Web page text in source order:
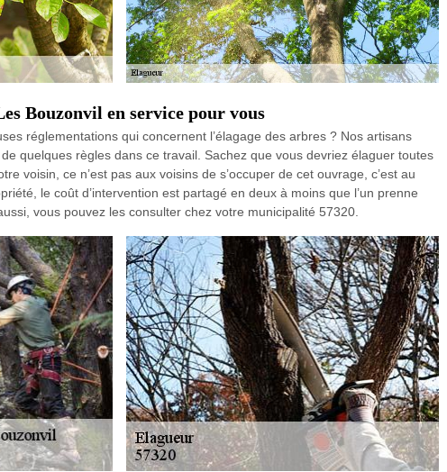
Bouzonvil en service pour vous
réglementations qui concernent l’élagage des arbres ? Nos artisans
quelques règles dans ce travail. Sachez que vous devriez élaguer toutes
voisin, ce n’est pas aux voisins de s’occuper de cet ouvrage, c’est au
le coût d’intervention est partagé en deux à moins que l’un prenne
vous pouvez les consulter chez votre municipalité 57320.